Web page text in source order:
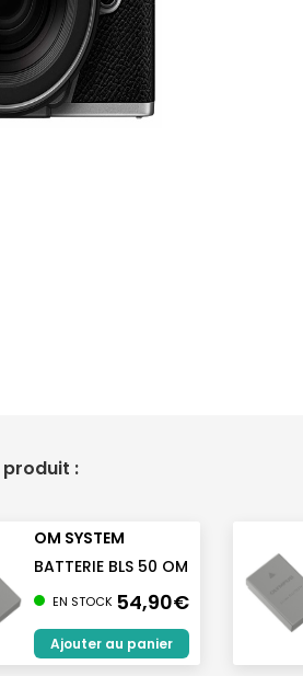
:
OM SYSTEM
BATTERIE BLS 50 OM
54,90€
EN STOCK
Ajouter au panier